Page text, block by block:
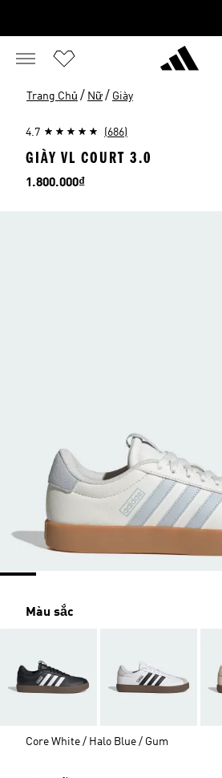
Trang Chủ / Nữ / Giày
4.7 (686)
GIÀY VL COURT 3.0
Giá
1.800.000₫
Màu sắc
Core White / Halo Blue / Gum